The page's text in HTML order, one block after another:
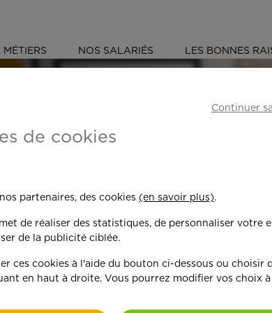
MÉTIERS NOS SALARIÉS LES BONNES
plus
on y met du cœ
Continuer
de cookies
partenaires, des cookies (en savoir plus).
de réaliser des statistiques, de personnaliser votre
de la publicité ciblée.
ces cookies à l'aide du bouton ci-dessous ou choisir
en haut à droite. Vous pourrez modifier vos choix